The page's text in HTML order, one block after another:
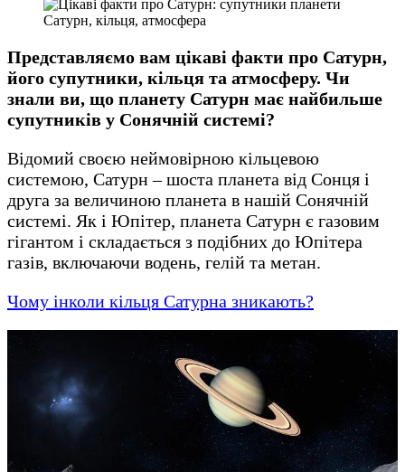
Представляємо вам цікаві факти про Сатурн,
його супутники, кільця та атмосферу. Чи
знали ви, що планету Сатурн має найбильше
супутників у Сонячній системі?
Відомий своєю неймовірною кільцевою
системою, Сатурн – шоста планета від Сонця і
друга за величиною планета в нашій Сонячній
системі. Як і Юпітер, планета Сатурн є газовим
гігантом і складається з подібних до Юпітера
газів, включаючи водень, гелій та метан.
Чому інколи кільця Сатурна зникають?